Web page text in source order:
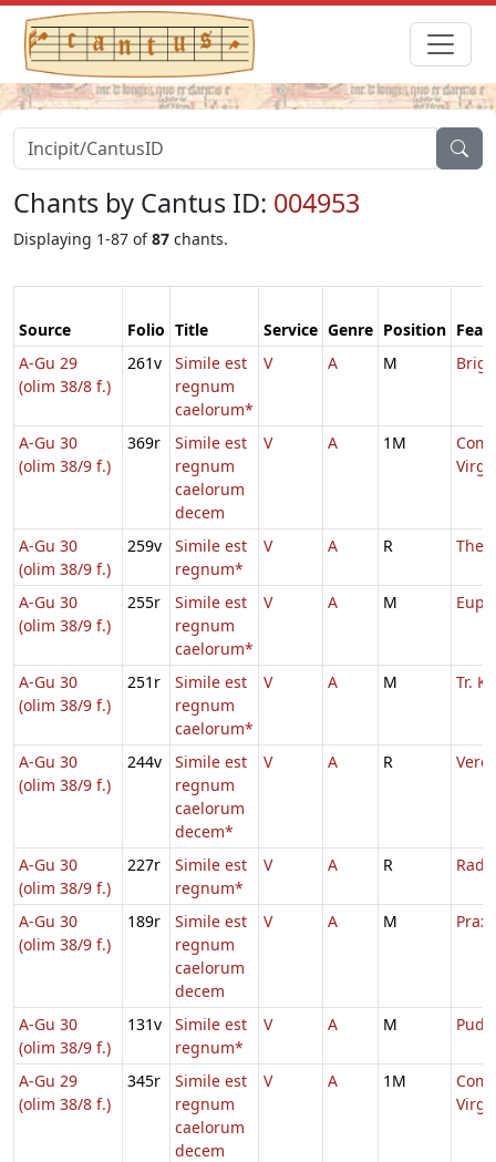
Chants by Cantus ID: 004953
Displaying 1-87 of87 chants.
Source Folio Title Service Genre Position Feast
A-Gu 29
(olim 38/8 f.)
261v
Simile est
regnum
caelorum*
V A M
A-Gu 30
(olim 38/9 f.)
369r
Simile est
regnum
caelorum
decem
V A 1M
A-Gu 30
(olim 38/9 f.)
259v
Simile est
regnum*
V A R
A-Gu 30
(olim 38/9 f.)
255r
Simile est
regnum
caelorum*
V A M
A-Gu 30
(olim 38/9 f.)
251r
Simile est
regnum
caelorum*
V A M Tr.
A-Gu 30
(olim 38/9 f.)
244v
Simile est
regnum
caelorum
decem*
V A R
A-Gu 30
(olim 38/9 f.)
227r
Simile est
regnum*
V A R
A-Gu 30
(olim 38/9 f.)
189r
Simile est
regnum
caelorum
decem
V A M
A-Gu 30
(olim 38/9 f.)
131v
Simile est
regnum*
V A M
A-Gu 29
(olim 38/8 f.)
345r
Simile est
regnum
caelorum
decem
V A 1M